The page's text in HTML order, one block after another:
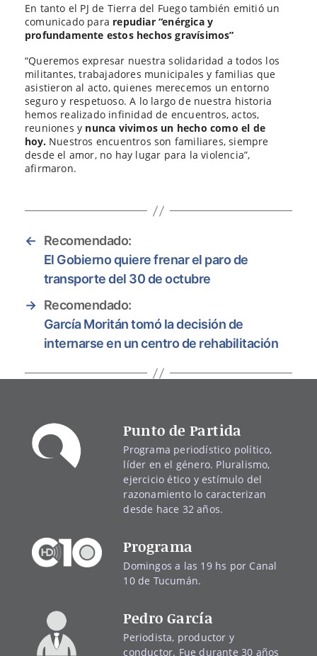
En tanto el PJ de Tierra del Fuego también emitió un
comunicado para repudiar “enérgica y
profundamente estos hechos gravísimos”
“Queremos expresar nuestra solidaridad a todos los
militantes, trabajadores municipales y familias que
asistieron al acto, quienes merecemos un entorno
seguro y respetuoso. A lo largo de nuestra historia
hemos realizado infinidad de encuentros, actos,
reuniones y nunca vivimos un hecho como el de
hoy.Nuestros encuentros son familiares, siempre
desde el amor, no hay lugar para la violencia”,
afirmaron.
←
Recomendado:
El Gobierno quiere frenar el paro de
transporte del 30 de octubre
→ Recomendado:
García Moritán tomó la decisión de
internarse en un centro de rehabilitación
Punto de Partida
Programa periodístico político,
líder en el género. Pluralismo,
ejercicio ético y estímulo del
razonamiento lo caracterizan
desde hace 32 años.
Programa
Domingos a las 19 hs por Canal
10 de Tucumán.
Pedro García
Periodista, productor y
conductor. Fue durante 30 años